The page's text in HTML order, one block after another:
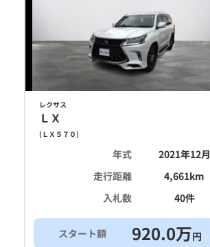
レクサス
ＬＸ
( ＬＸ５７０)
年式
2021年12月
走行距離
4,661km
入札数
40件
スタート額 920.0万円